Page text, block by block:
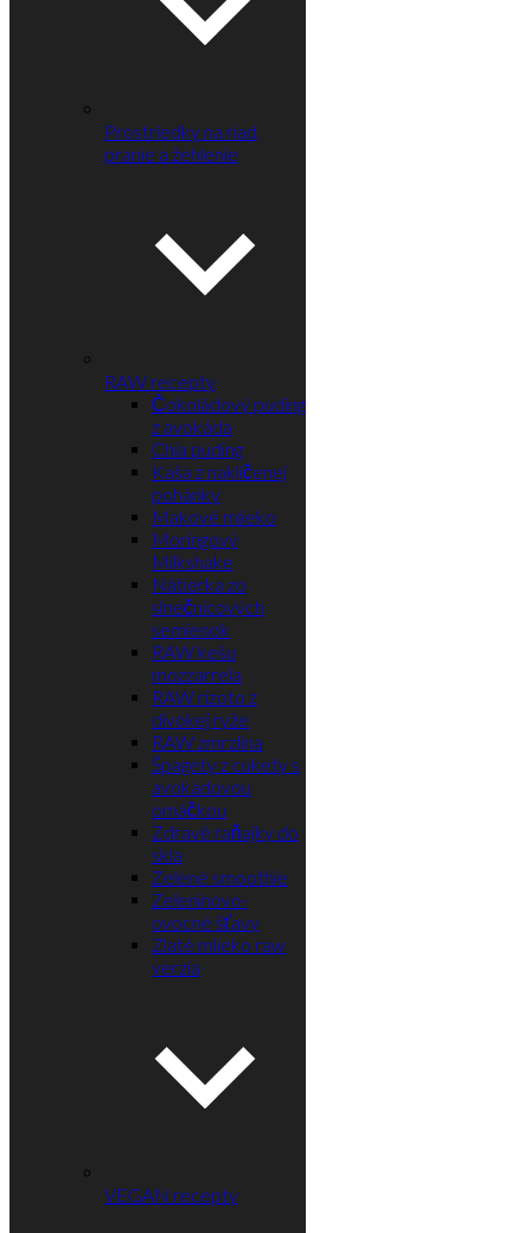
Prostriedky na riad,
pranie a žehlenie
RAW recepty
Čokoládový puding
z avokáda
Chia puding
Kaša z naklíčenej
pohánky
Makové mlieko
Moringový
Milkshake
Nátierka zo
slnečnicových
semienok
RAW kešu
mozzarrela
RAW rizoto z
divokej ryže
RAW zmrzlina
Špagety z cukety s
avokádovou
omáčkou
Zdravé raňajky do
skla
Zelené smoothie
Zeleninovo-
ovocné šťavy
Zlaté mlieko raw
verzia
VEGAN recepty